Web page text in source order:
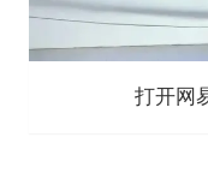
打开网